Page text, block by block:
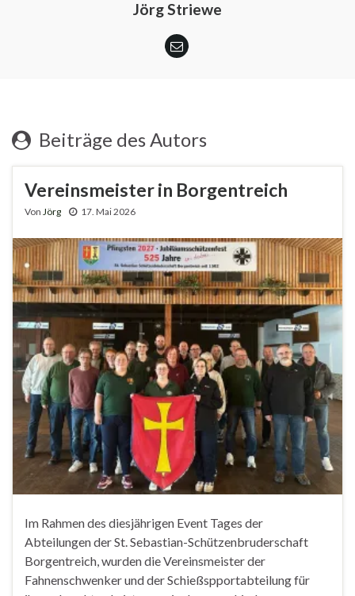
Jörg Striewe
Beiträge des Autors
Vereinsmeister in Borgentreich
Von Jörg 17. Mai 2026
Im Rahmen des diesjährigen Event Tages der
Abteilungen der St. Sebastian-Schützenbruderschaft
Borgentreich, wurden die Vereinsmeister der
Fahnenschwenker und der Schießspportabteilung für